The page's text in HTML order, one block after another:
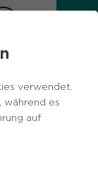
verwendet.
während es
auf
DER